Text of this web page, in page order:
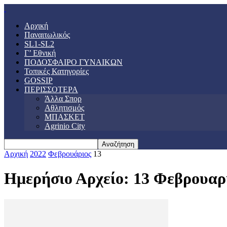
Αρχική
Παναιτωλικός
SL1-SL2
Γ’ Εθνική
ΠΟΔΟΣΦΑΙΡΟ ΓΥΝΑΙΚΩΝ
Τοπικές Κατηγορίες
GOSSIP
ΠΕΡΙΣΣΟΤΕΡΑ
Άλλα Σπορ
Αθλητισμός
ΜΠΑΣΚΕΤ
Agrinio City
Αρχική 2022 Φεβρουάριος 13
Ημερήσιο Αρχείο: 13